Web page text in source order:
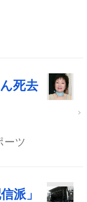
死去
ーツ
派」